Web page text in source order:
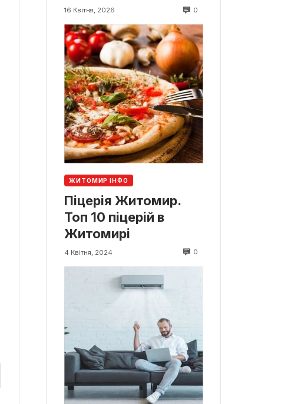
16 Квітня, 2026 0
ЖИТОМИР ІНФО
Піцерія Житомир.
Топ 10 піцерій в
Житомирі
4 Квітня, 2024 0